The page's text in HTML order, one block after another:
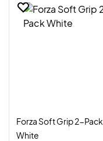
Forza Soft Grip 2-Pack
White